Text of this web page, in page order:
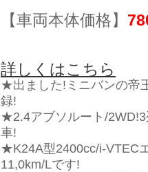
【車両本体価格】
詳しくはこちら
★出ました!ミニバンの帝
録!
★2.4アブソルート/
車!
★K24A型2400cc/i-VTEC
11,0km/Lです!